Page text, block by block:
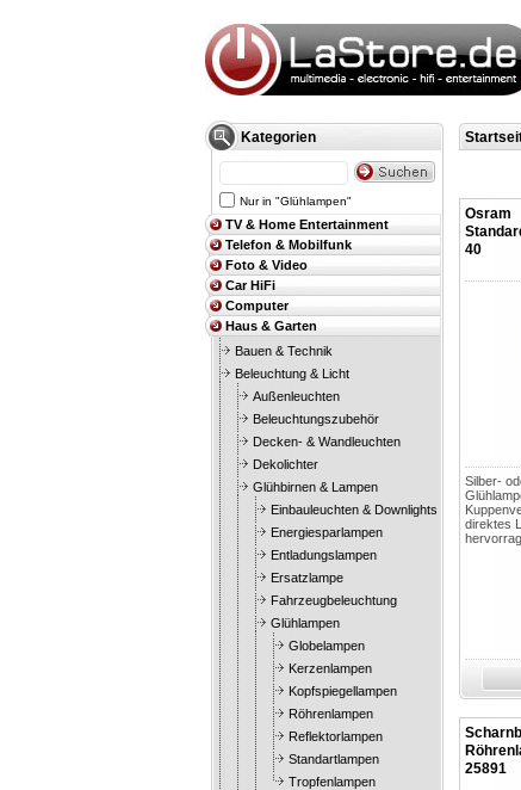
Kategorien
Nur in "Glühlampen"
TV & Home Entertainment
Telefon & Mobilfunk
Foto & Video
Car HiFi
Computer
Haus & Garten
Bauen & Technik
Beleuchtung & Licht
Außenleuchten
Beleuchtungszubehör
Decken- & Wandleuchten
Dekolichter
Glühbirnen & Lampen
Einbauleuchten & Downlights
Energiesparlampen
Entladungslampen
Ersatzlampe
Fahrzeugbeleuchtung
Glühlampen
Globelampen
Kerzenlampen
Kopfspiegellampen
Röhrenlampen
Reflektorlampen
Standartlampen
Tropfenlampen
Osram
40
Silber-
direktes
25891